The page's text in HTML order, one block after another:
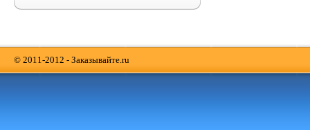
© 2011-2012 - Заказывайте.ru